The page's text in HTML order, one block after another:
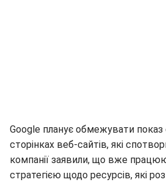
Google планує обмежувати
сторінках веб-сайтів, які
компанії заявили, що вже
стратегією щодо ресурсів, які